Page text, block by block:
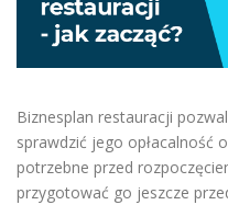
Biznesplan restauracji
sprawdzić jego opłacalność
potrzebne przed
przygotować go jeszcze